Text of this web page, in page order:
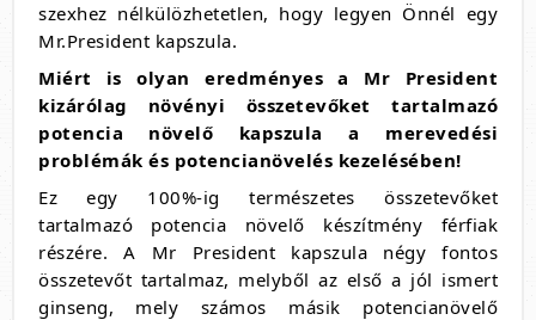
szexhez nélkülözhetetlen, hogy legyen Önnél egy
Mr.President kapszula.
Miért is olyan eredményes a Mr President
kizárólag növényi összetevőket tartalmazó
potencia növelő kapszula a merevedési
problémák és potencianövelés kezelésében!
Ez egy 100%-ig természetes összetevőket
tartalmazó potencia növelő készítmény férfiak
részére. A Mr President kapszula négy fontos
összetevőt tartalmaz, melyből az első a jól ismert
ginseng, mely számos másik potencianövelő